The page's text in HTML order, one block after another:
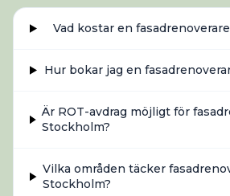
Vad kostar en
Hur bokar jag en
Är ROT-avdrag möjligt för
Stockholm?
Vilka områden täcker
Stockholm?